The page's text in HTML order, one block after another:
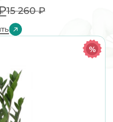
15 260₽
%